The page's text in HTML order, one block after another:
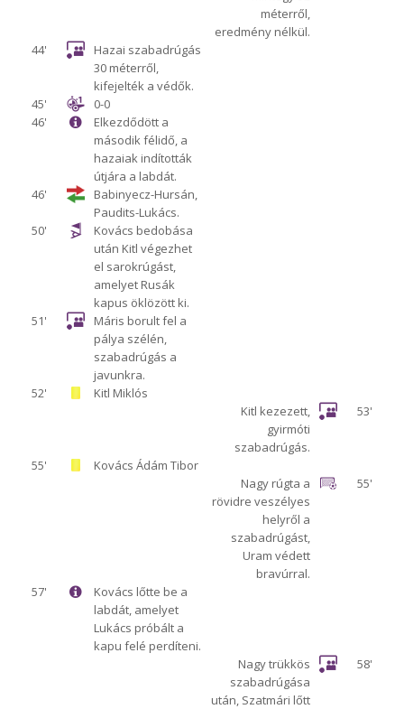
méterről,
eredmény nélkül.
44'
Hazai szabadrúgás
30 méterről,
kifejelték a védők.
45'
0-0
46'
Elkezdődött a
második félidő, a
hazaiak indították
útjára a labdát.
46'
Babinyecz-Hursán,
Paudits-Lukács.
50'
Kovács bedobása
után Kitl végezhet
el sarokrúgást,
amelyet Rusák
kapus öklözött ki.
51'
Máris borult fel a
pálya szélén,
szabadrúgás a
javunkra.
52'
Kitl Miklós
53'
Kitl kezezett,
gyirmóti
szabadrúgás.
55'
Kovács Ádám Tibor
55'
Nagy rúgta a
rövidre veszélyes
helyről a
szabadrúgást,
Uram védett
bravúrral.
57'
Kovács lőtte be a
labdát, amelyet
Lukács próbált a
kapu felé perdíteni.
58'
Nagy trükkös
szabadrúgása
után, Szatmári lőtt